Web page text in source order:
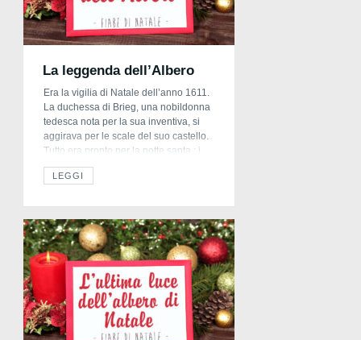
La leggenda dell’Albero
Era la vigilia di Natale dell’anno 1611.
La duchessa di Brieg, una nobildonna
tedesca nota per la sua inventiva, si
aggirava per le scale del suo castello.
Tutto era pronto per la notte santa ; i
trofei di sempreverdi da appendere
alle pareti, le candele da accendere a
nel […]
LEGGI